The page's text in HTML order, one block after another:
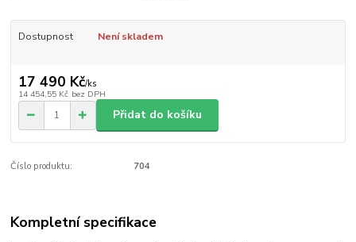
Dostupnost Není skladem
17 490 Kč/ks
14 454,55 Kč bez DPH
Přidat do košíku
Číslo produktu: 704
Kompletní specifikace